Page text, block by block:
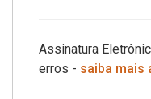
Assinatura
erros - saiba mais